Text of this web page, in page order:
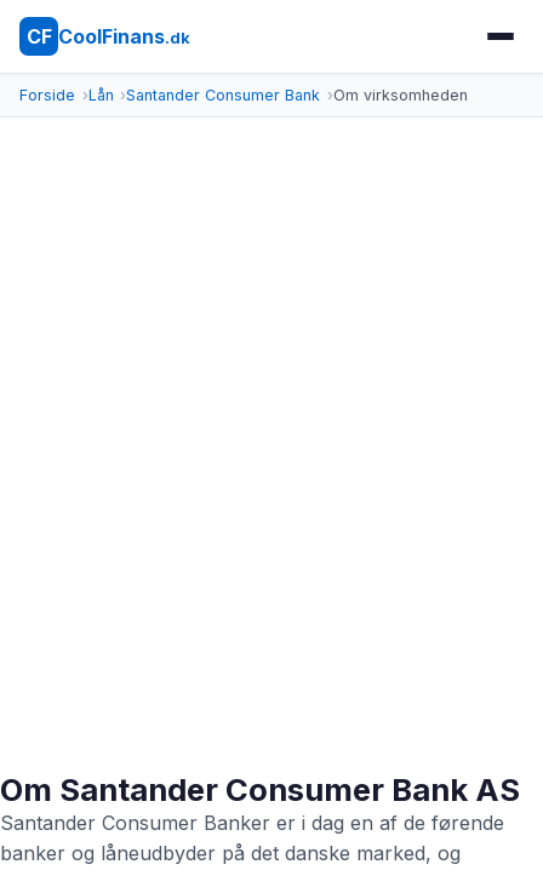
CF CoolFinans.dk
Forside Lån Santander Consumer Bank Om virksomheden
Om Santander Consumer Bank AS
Santander Consumer Banker er i dag en af de førende
banker og låneudbyder på det danske marked, og